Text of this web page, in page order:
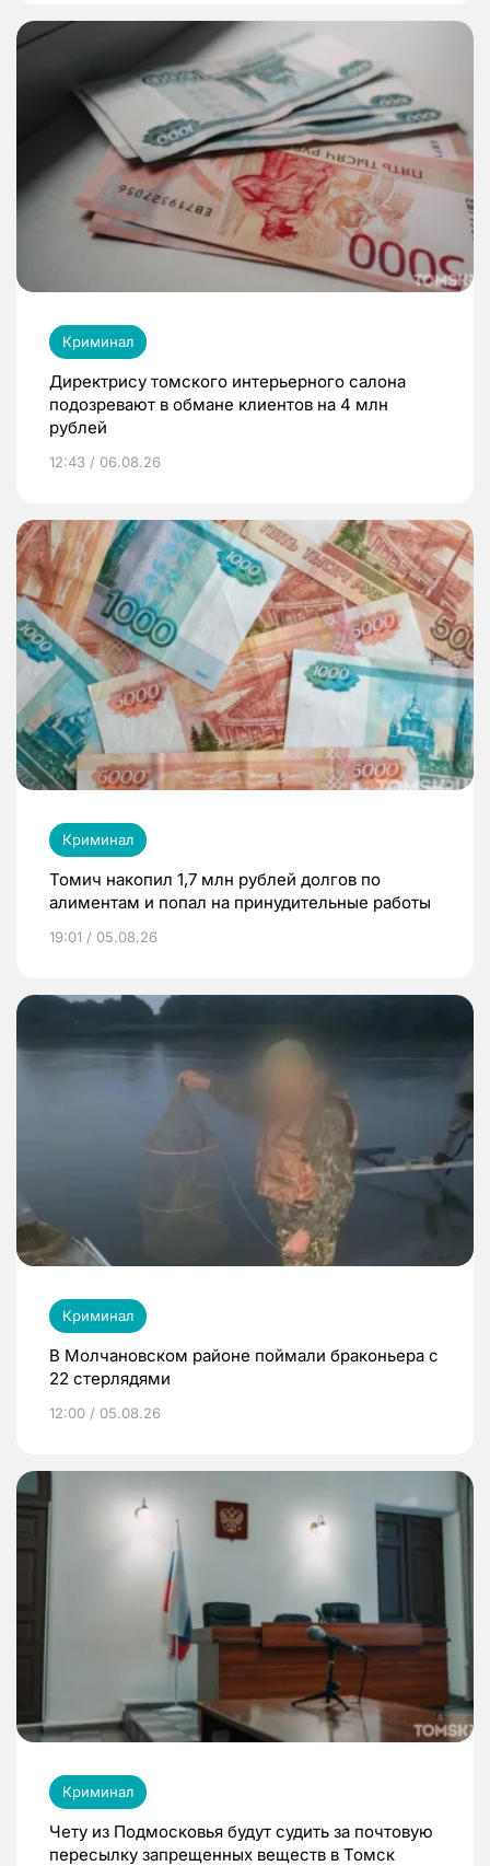
Криминал
Директрису томского интерьерного салона
подозревают в обмане клиентов на 4 млн
рублей
12:43 / 06.08.26
Криминал
Томич накопил 1,7 млн рублей долгов по
алиментам и попал на принудительные работы
19:01 / 05.08.26
Криминал
В Молчановском районе поймали браконьера с
22 стерлядями
12:00 / 05.08.26
Криминал
Чету из Подмосковья будут судить за почтовую
пересылку запрещенных веществ в Томск